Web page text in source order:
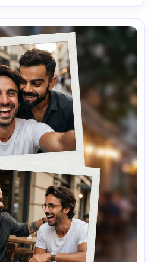
적 클로즈업: 얼굴의 극한 클로즈
래로 바라보고, 땀방울이 보이고,
력한 승리나 반사의 순간을 포착한
영: 경계나 난간에 가까운 편안한 중
먼 곳을 바라보고, 경기 후 냉정한
장 램프, 극적인 그림자, 약간 따뜻
. 기분: 운동의 강도, 감정적 여행, 스
정적인 프롬프트: 과도한 처리 hdr,
, 가짜 경기장, 만화 모습, 상연 포즈.